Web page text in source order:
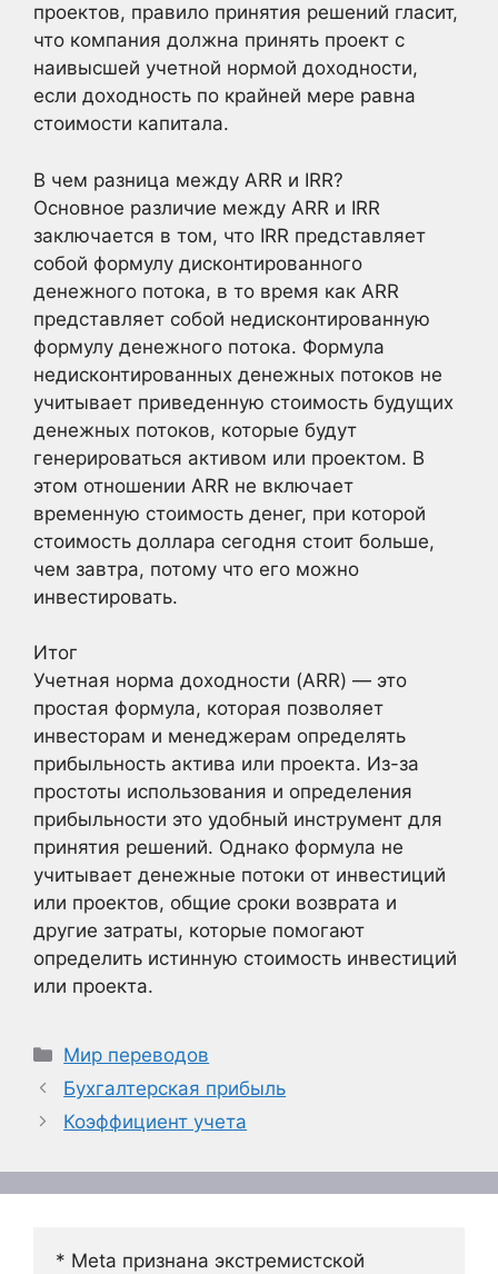
проектов, правило принятия решений гласит,
что компания должна принять проект с
наивысшей учетной нормой доходности,
если доходность по крайней мере равна
стоимости капитала.
В чем разница между ARR и IRR?
Основное различие между ARR и IRR
заключается в том, что IRR представляет
собой формулу дисконтированного
денежного потока, в то время как ARR
представляет собой недисконтированную
формулу денежного потока. Формула
недисконтированных денежных потоков не
учитывает приведенную стоимость будущих
денежных потоков, которые будут
генерироваться активом или проектом. В
этом отношении ARR не включает
временную стоимость денег, при которой
стоимость доллара сегодня стоит больше,
чем завтра, потому что его можно
инвестировать.
Итог
Учетная норма доходности (ARR) — это
простая формула, которая позволяет
инвесторам и менеджерам определять
прибыльность актива или проекта. Из-за
простоты использования и определения
прибыльности это удобный инструмент для
принятия решений. Однако формула не
учитывает денежные потоки от инвестиций
или проектов, общие сроки возврата и
другие затраты, которые помогают
определить истинную стоимость инвестиций
или проекта.
Рубрики
Мир переводов
Бухгалтерская прибыль
Коэффициент учета
* Meta признана экстремистской